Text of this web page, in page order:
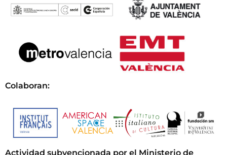
Colaboran:
Actividad subvencionada por el Ministerio de